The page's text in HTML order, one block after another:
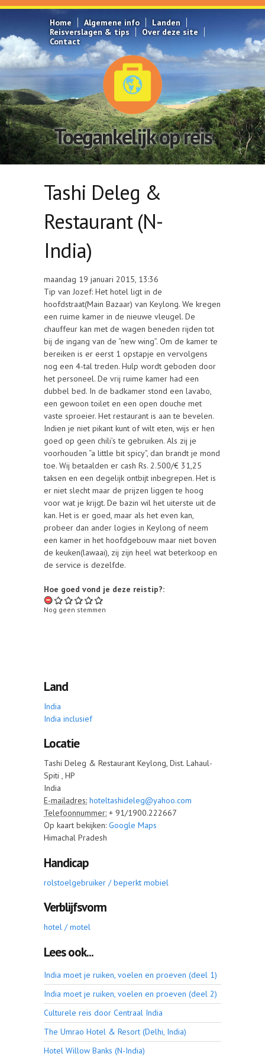
Overslaan en naar de inhoud gaan
Home
Algemene info
Landen
Reisverslagen & tips
Over deze site
Contact
Toegankelijk op reis
Tashi Deleg &
Restaurant (N-
India)
maandag 19 januari 2015, 13:36
Tip van Jozef: Het hotel ligt in de
hoofdstraat(Main Bazaar) van Keylong. We kregen
een ruime kamer in de nieuwe vleugel. De
chauffeur kan met de wagen beneden rijden tot
bij de ingang van de “new wing”. Om de kamer te
bereiken is er eerst 1 opstapje en vervolgens
nog een 4-tal treden. Hulp wordt geboden door
het personeel. De vrij ruime kamer had een
dubbel bed. In de badkamer stond een lavabo,
een gewoon toilet en een open douche met
vaste sproeier. Het restaurant is aan te bevelen.
Indien je niet pikant kunt of wilt eten, wijs er hen
goed op geen chili’s te gebruiken. Als zij je
voorhouden “a little bit spicy”, dan brandt je mond
toe. Wij betaalden er cash Rs. 2.500/€ 31,25
taksen en een degelijk ontbijt inbegrepen. Het is
er niet slecht maar de prijzen liggen te hoog
voor wat je krijgt. De bazin wil het uiterste uit de
kan. Het is er goed, maar als het even kan,
probeer dan ander logies in Keylong of neem
een kamer in het hoofdgebouw maar niet boven
de keuken(lawaai), zij zijn heel wat beterkoop en
de service is dezelfde.
Hoe goed vond je deze reistip?:
Nog geen stemmen
Land
India
India inclusief
Locatie
Tashi Deleg & Restaurant Keylong, Dist. Lahaul-
Spiti , HP
India
E-mailadres: hoteltashideleg@yahoo.com
Telefoonnummer: + 91/1900.222667
Op kaart bekijken: Google Maps
Himachal Pradesh
Handicap
rolstoelgebruiker / beperkt mobiel
Verblijfsvorm
hotel / motel
Lees ook...
India moet je ruiken, voelen en proeven (deel 1)
India moet je ruiken, voelen en proeven (deel 2)
Culturele reis door Centraal India
The Umrao Hotel & Resort (Delhi, India)
Hotel Willow Banks (N-India)